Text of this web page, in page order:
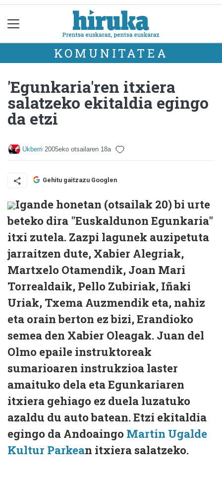
KOMUNITATEA
'Egunkaria'ren itxiera
salatzeko ekitaldia egingo
da etzi
Ukberri 2005eko otsailaren 18a
Gehitu gaitzazu Googlen
Igande honetan (otsailak 20) bi urte
beteko dira "Euskaldunon Egunkaria"
itxi zutela. Zazpi lagunek auzipetuta
jarraitzen dute, Xabier Alegriak,
Martxelo Otamendik, Joan Mari
Torrealdaik, Pello Zubiriak, Iñaki
Uriak, Txema Auzmendik eta, nahiz
eta orain berton ez bizi, Erandioko
semea den Xabier Oleagak. Juan del
Olmo epaile instruktoreak
sumarioaren instrukzioa laster
amaituko dela eta Egunkariaren
itxiera gehiago ez duela luzatuko
azaldu du auto batean. Etzi ekitaldia
egingo da Andoaingo Martin Ugalde
Kultur Parkean itxiera salatzeko.